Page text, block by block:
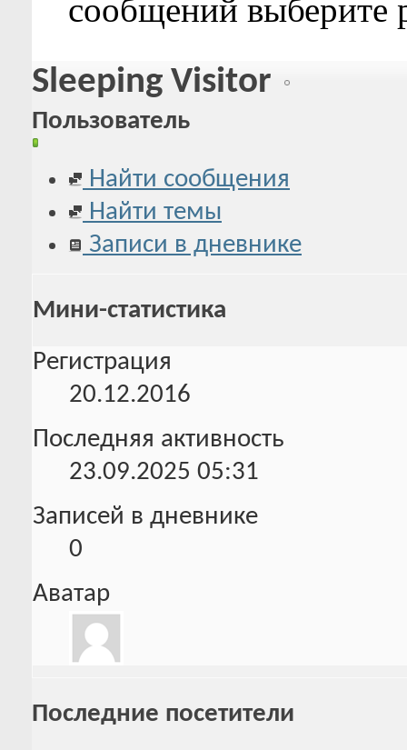
сообщений выберите
Sleeping Visitor
Пользователь
Найти сообщения
Найти темы
Записи в дневнике
Мини-статистика
Регистрация
20.12.2016
Последняя активность
23.09.2025 05:31
Записей в дневнике
0
Аватар
Последние посетители